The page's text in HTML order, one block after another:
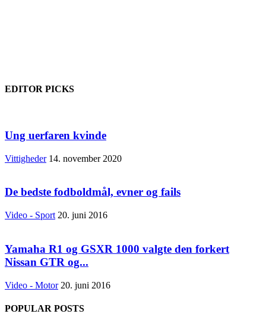
EDITOR PICKS
Ung uerfaren kvinde
Vittigheder 14. november 2020
De bedste fodboldmål, evner og fails
Video - Sport 20. juni 2016
Yamaha R1 og GSXR 1000 valgte den forkert
Nissan GTR og...
Video - Motor 20. juni 2016
POPULAR POSTS